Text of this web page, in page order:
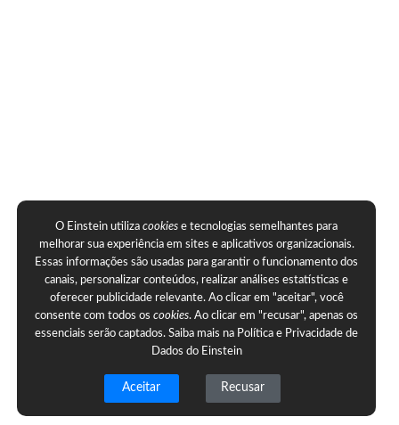
O Einstein utilizacookies e tecnologias semelhantes para
melhorar sua experiência em sites e aplicativos organizacionais.
Essas informações são usadas para garantir o funcionamento dos
canais, personalizar conteúdos, realizar análises estatísticas e
oferecer publicidade relevante. Ao clicar em "aceitar", você
consente com todos oscookies. Ao clicar em "recusar", apenas os
essenciais serão captados. Saiba mais na Política e Privacidade de
Dados do Einstein
Aceitar Recusar